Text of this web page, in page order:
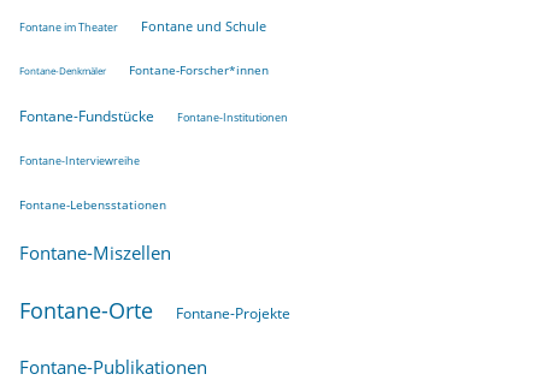
Fontane im Theater Fontane und Schule
Fontane-Denkmäler Fontane-Forscher*innen
Fontane-Fundstücke Fontane-Institutionen
Fontane-Interviewreihe
Fontane-Lebensstationen
Fontane-Miszellen
Fontane-Orte Fontane-Projekte
Fontane-Publikationen